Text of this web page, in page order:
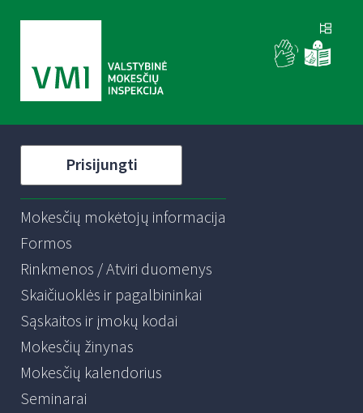
Prisijungti
Mokesčių mokėtojų informacija
Formos
Rinkmenos / Atviri duomenys
Skaičiuoklės ir pagalbininkai
Sąskaitos ir įmokų kodai
Mokesčių žinynas
Mokesčių kalendorius
Seminarai